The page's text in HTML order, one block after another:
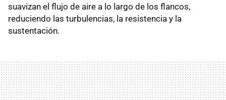
suavizan el flujo de aire a lo largo de los flancos,
reduciendo las turbulencias, la resistencia y la
sustentación.